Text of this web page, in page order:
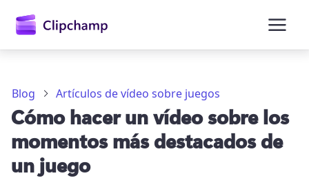
principal
Blog Artículos de vídeo sobre juegos
Cómo hacer un vídeo sobre los
momentos más destacados de
un juego